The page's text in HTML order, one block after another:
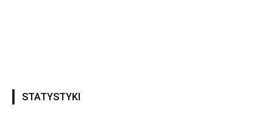
STATYSTYKI